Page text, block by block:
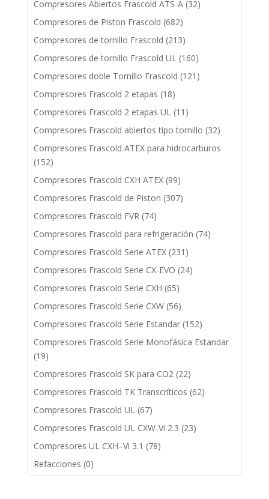
Compresores Abiertos Frascold ATS-A (32)
Compresores de Piston Frascold (682)
Compresores de tornillo Frascold (213)
Compresores de tornillo Frascold UL (160)
Compresores doble Tornillo Frascold (121)
Compresores Frascold 2 etapas (18)
Compresores Frascold 2 etapas UL (11)
Compresores Frascold abiertos tipo tornillo (32)
Compresores Frascold ATEX para hidrocarburos
(152)
Compresores Frascold CXH ATEX (99)
Compresores Frascold de Piston (307)
Compresores Frascold FVR (74)
Compresores Frascold para refrigeración (74)
Compresores Frascold Serie ATEX (231)
Compresores Frascold Serie CX-EVO (24)
Compresores Frascold Serie CXH (65)
Compresores Frascold Serie CXW (56)
Compresores Frascold Serie Estandar (152)
Compresores Frascold Serie Monofásica Estandar
(19)
Compresores Frascold SK para CO2 (22)
Compresores Frascold TK Transcríticos (62)
Compresores Frascold UL (67)
Compresores Frascold UL CXW-Vi 2.3 (23)
Compresores UL CXH–Vi 3.1 (78)
Refacciones (0)